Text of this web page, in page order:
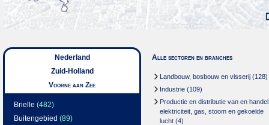
Nederland
Zuid-Holland
Voorne aan Zee
Brielle (482)
Buitengebied (89)
Alle sectoren en branches
Landbouw, bosbouw en visserij (128)
Industrie (109)
Productie en distributie van en
elektriciteit, gas, stoom en gekoelde
lucht (4)